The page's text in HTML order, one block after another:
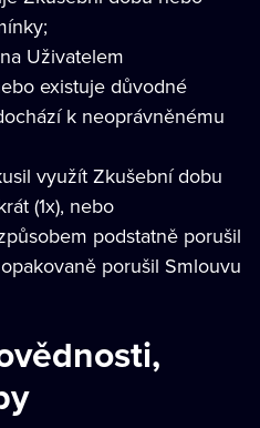
Uživatelem
existuje důvodné
k neoprávněnému
využít Zkušební dobu
(1x), nebo
podstatně porušil
porušil Smlouvu